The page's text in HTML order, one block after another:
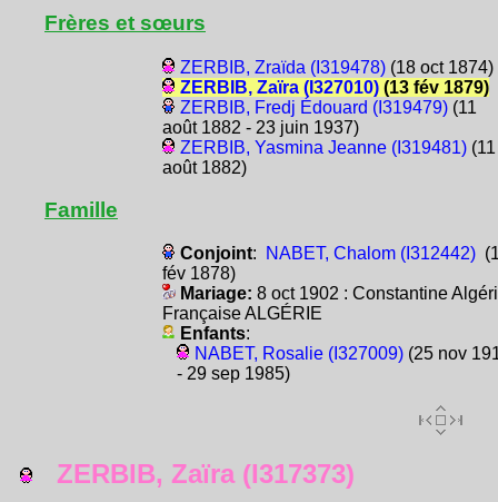
Frères et sœurs
ZERBIB, Zraïda (I319478)(18 oct 1874)
ZERBIB, Zaïra (I327010)(13 fév 1879)
ZERBIB, Fredj Édouard (I319479)(11
août 1882 - 23 juin 1937)
ZERBIB, Yasmina Jeanne (I319481)(11
août 1882)
Famille
Conjoint: NABET, Chalom (I312442)
fév 1878)
Mariage: 8 oct 1902 : Constantine
Française ALGÉRIE
Enfants:
NABET, Rosalie (I327009)(25 nov
- 29 sep 1985)
ZERBIB, Zaïra (I317373)